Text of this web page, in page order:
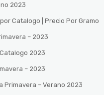
2023
Catalogo | Precio Por Gramo
– 2023
2023
– 2023
Primavera – Verano 2023